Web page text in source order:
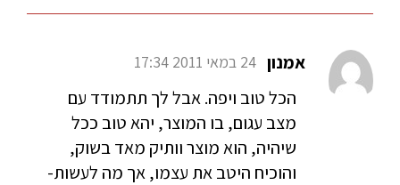
אמנון 24 במאי 2011 17:34
הכל טוב ויפה. אבל לך תתמודד עם
מצב עגום, בו המוצר, יהא טוב ככל
שיהיה, הוא מוצר וותיק מאד בשוק,
והוכיח היטב את עצמו, אך מה לעשות-